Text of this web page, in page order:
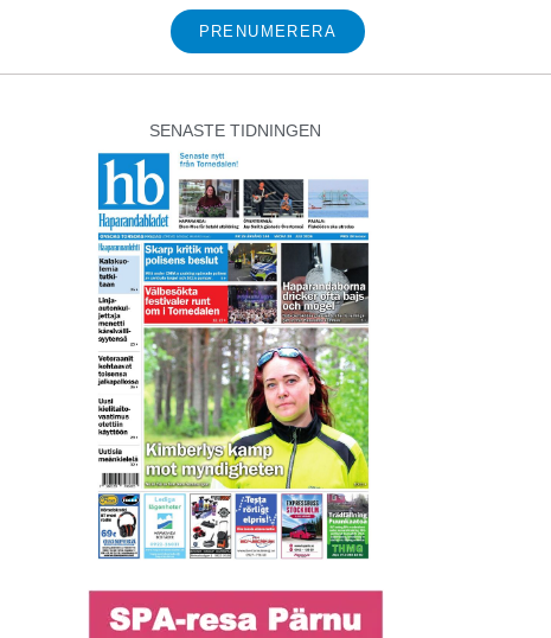
PRENUMERERA
SENASTE TIDNINGEN